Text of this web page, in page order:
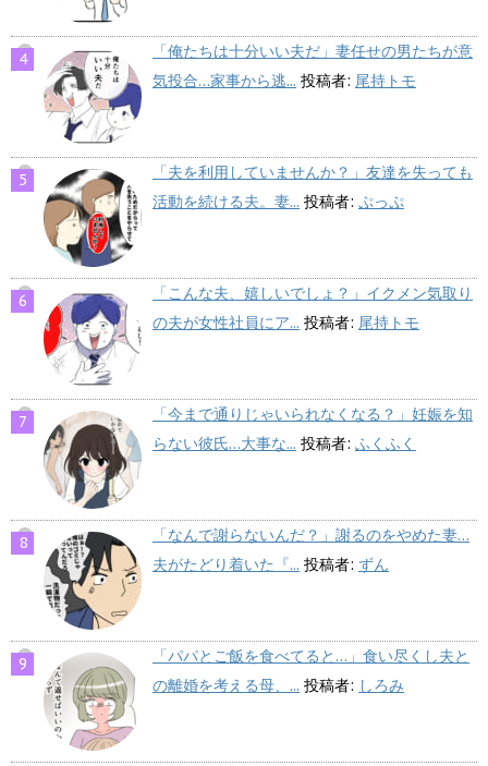
「俺たちは十分いい夫だ」妻任せの男たちが意
気投合…家事から逃... 投稿者: 尾持トモ
「夫を利用していませんか？」友達を失っても
活動を続ける夫。妻... 投稿者: ぷっぷ
「こんな夫、嬉しいでしょ？」イクメン気取り
の夫が女性社員にア... 投稿者: 尾持トモ
「今まで通りじゃいられなくなる？」妊娠を知
らない彼氏…大事な... 投稿者: ふくふく
「なんで謝らないんだ？」謝るのをやめた妻…
夫がたどり着いた『... 投稿者: ずん
「パパとご飯を食べてると…」食い尽くし夫と
の離婚を考える母、... 投稿者: しろみ